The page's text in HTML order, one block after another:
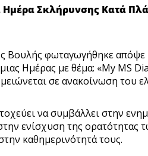
Ημέρα Σκλήρυνσης Κατά
Βουλής φωταγωγήθηκε
Ημέρας με θέμα: «My MS
σε ανακοίνωση του
να συμβάλλει στην
ενίσχυση της
καθημερινότητά τους.